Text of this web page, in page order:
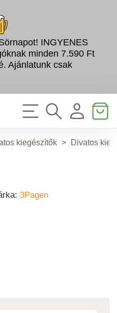
INGYENES
minden 7.590 Ft
Ajánlatunk csak
kiegészítők > Divatos
3Pagen